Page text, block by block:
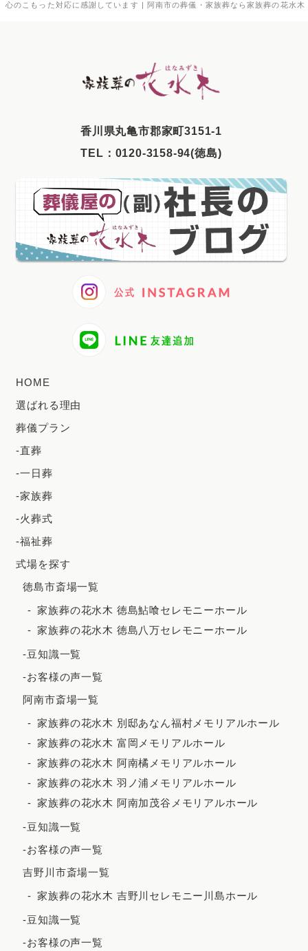
心のこもった対応に感謝しています | 阿南市の葬儀・家族葬なら家族葬の花水木
2025年2月
2025年1月
2024年12月
2024年2月
2023年12月
2023年11月
2023年10月
2023年9月
2023年8月
2023年7月
2023年6月
2023年3月
2023年2月
2023年1月
2022年12月
2022年5月
⾹川県丸⻲市郡家町3151-1
TEL： 0120-3158-94(徳島)
HOME
選ばれる理由
葬儀プラン
-直葬
-一日葬
-家族葬
-火葬式
-福祉葬
式場を探す
徳島市斎場一覧
家族葬の花水木 徳島鮎喰セレモニーホール
家族葬の花水木 徳島八万セレモニーホール
-豆知識一覧
-お客様の声一覧
阿南市斎場一覧
家族葬の花水木 別邸あなん福村メモリアルホール
家族葬の花水木 富岡メモリアルホール
家族葬の花水木 阿南橘メモリアルホール
家族葬の花水木 羽ノ浦メモリアルホール
家族葬の花水木 阿南加茂谷メモリアルホール
-豆知識一覧
-お客様の声一覧
吉野川市斎場一覧
家族葬の花水木 吉野川セレモニー川島ホール
-豆知識一覧
-お客様の声一覧